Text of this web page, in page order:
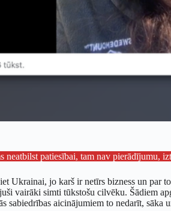
neatbilst patiesībai, tam nav pierādījumu,
Ukrainai, jo karš ir netīrs bizness un par
vairāki simti tūkstošu cilvēku. Šādiem
sabiedrības aicinājumiem to nedarīt,